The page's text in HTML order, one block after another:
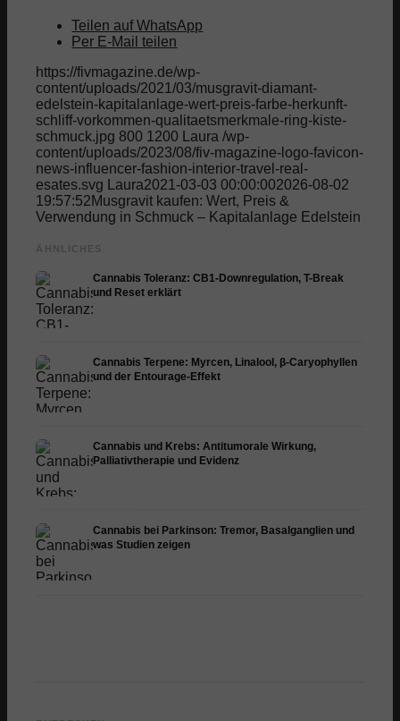
Teilen auf WhatsApp
Per E-Mail teilen
https://fivmagazine.de/wp-
content/uploads/2021/03/musgravit-diamant-
edelstein-kapitalanlage-wert-preis-farbe-herkunft-
schliff-vorkommen-qualitaetsmerkmale-ring-kiste-
schmuck.jpg 800 1200 Laura /wp-
content/uploads/2023/08/fiv-magazine-logo-favicon-
news-influencer-fashion-interior-travel-real-
esates.svg
Laura2021-03-03 00:00:002026-08-02
19:57:52Musgravit kaufen: Wert, Preis &
Verwendung in Schmuck – Kapitalanlage Edelstein
ÄHNLICHES
Cannabis Toleranz: CB1-Downregulation, T-Break
und Reset erklärt
Cannabis Terpene: Myrcen, Linalool, β-Caryophyllen
und der Entourage-Effekt
Cannabis und Krebs: Antitumorale Wirkung,
Palliativtherapie und Evidenz
Cannabis bei Parkinson: Tremor, Basalganglien und
was Studien zeigen